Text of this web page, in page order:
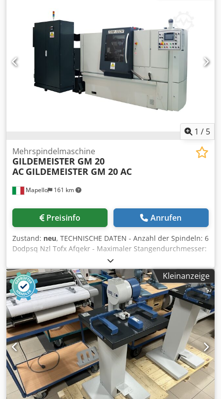
Automatische Format-Erkennung. Stromversorgung: 380V +
Druckluft.
1 / 5
Mapello 161 km
Mehrspindelmaschine
GILDEMEISTER GM 20
AC GILDEMEISTER GM 20 AC
Preisinfo Anrufen
Zustand: neu, TECHNISCHE DATEN - Anzahl der Spindeln: 6
Dodpsq Nzl Tofx Afqekr - Maximaler Stangendurchmesser:
20 [mm]. -Verlängerung des Stangendurchgangs auf
Anfrage 25 [mm]. - Kreuzschlitten: 4 (Pos.1-2-4-5) - Max.
Vorschublänge: 100 [mm]. - Hauptspindeldrehzahlen: 400 -
4000 [U/min] mit Gewinde, 400 - 5000 [U/min] ohne
Gewinde - Verfahrzeit: 0,7 [s]. - Zykluszeit: 1,4 - 60 [s]. -
Leistung: 11 [KW]. ELEKTRISCHER ANSCHLUSS FÜR
LADERSCHNITTSTELLE Hardware- und Softwareschnittstelle
für Lader ELEKTRISCHE AUSRÜSTUNG bestehend aus den
AC-Motoren (Schutzart lP 54), Hauptmotor und Vorschub
mit einer PLC programmierbar Siemens S7-1500
DOKUMENTATION: CE-Zertifizierung mit Handbüchern
Stromlaufpläne I Hard Copy + 1 USB Copy mit Datei im
.pdf-Format EG-Richtlinie 2006142lCE - 2014130/EC
2O14I68IUE NORM
Kleinanzeige